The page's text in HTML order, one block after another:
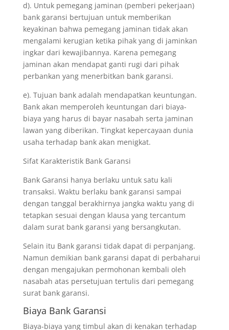
d). Untuk pemegang jaminan (pemberi pekerjaan)
bank garansi bertujuan untuk memberikan
keyakinan bahwa pemegang jaminan tidak akan
mengalami kerugian ketika pihak yang di jaminkan
ingkar dari kewajibannya. Karena pemegang
jaminan akan mendapat ganti rugi dari pihak
perbankan yang menerbitkan bank garansi.
e). Tujuan bank adalah mendapatkan keuntungan.
Bank akan memperoleh keuntungan dari biaya-
biaya yang harus di bayar nasabah serta jaminan
lawan yang diberikan. Tingkat kepercayaan dunia
usaha terhadap bank akan menigkat.
Sifat Karakteristik Bank Garansi
Bank Garansi hanya berlaku untuk satu kali
transaksi. Waktu berlaku bank garansi sampai
dengan tanggal berakhirnya jangka waktu yang di
tetapkan sesuai dengan klausa yang tercantum
dalam surat bank garansi yang bersangkutan.
Selain itu Bank garansi tidak dapat di perpanjang.
Namun demikian bank garansi dapat di perbaharui
dengan mengajukan permohonan kembali oleh
nasabah atas persetujuan tertulis dari pemegang
surat bank garansi.
Biaya Bank Garansi
Biaya-biaya yang timbul akan di kenakan terhadap